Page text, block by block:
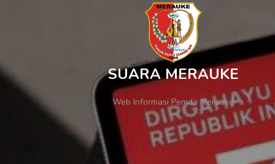
SUARA MERAUKE
Web Informasi Pemda Merauke